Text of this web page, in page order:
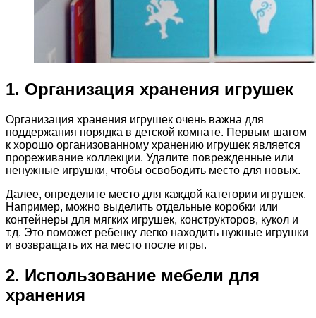
1. Организация хранения игрушек
Организация хранения игрушек очень важна для
поддержания порядка в детской комнате. Первым шагом
к хорошо организованному хранению игрушек является
прореживание коллекции. Удалите поврежденные или
ненужные игрушки, чтобы освободить место для новых.
Далее, определите место для каждой категории игрушек.
Например, можно выделить отдельные коробки или
контейнеры для мягких игрушек, конструкторов, кукол и
т.д. Это поможет ребенку легко находить нужные игрушки
и возвращать их на место после игры.
2. Использование мебели для
хранения